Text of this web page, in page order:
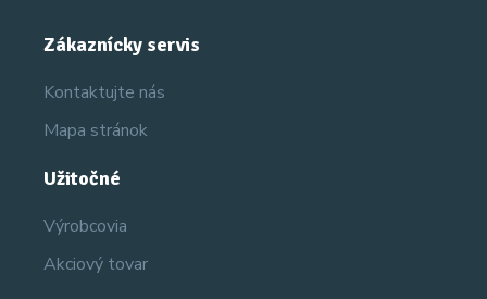
Zákaznícky servis
Kontaktujte nás
Mapa stránok
Užitočné
Výrobcovia
Akciový tovar